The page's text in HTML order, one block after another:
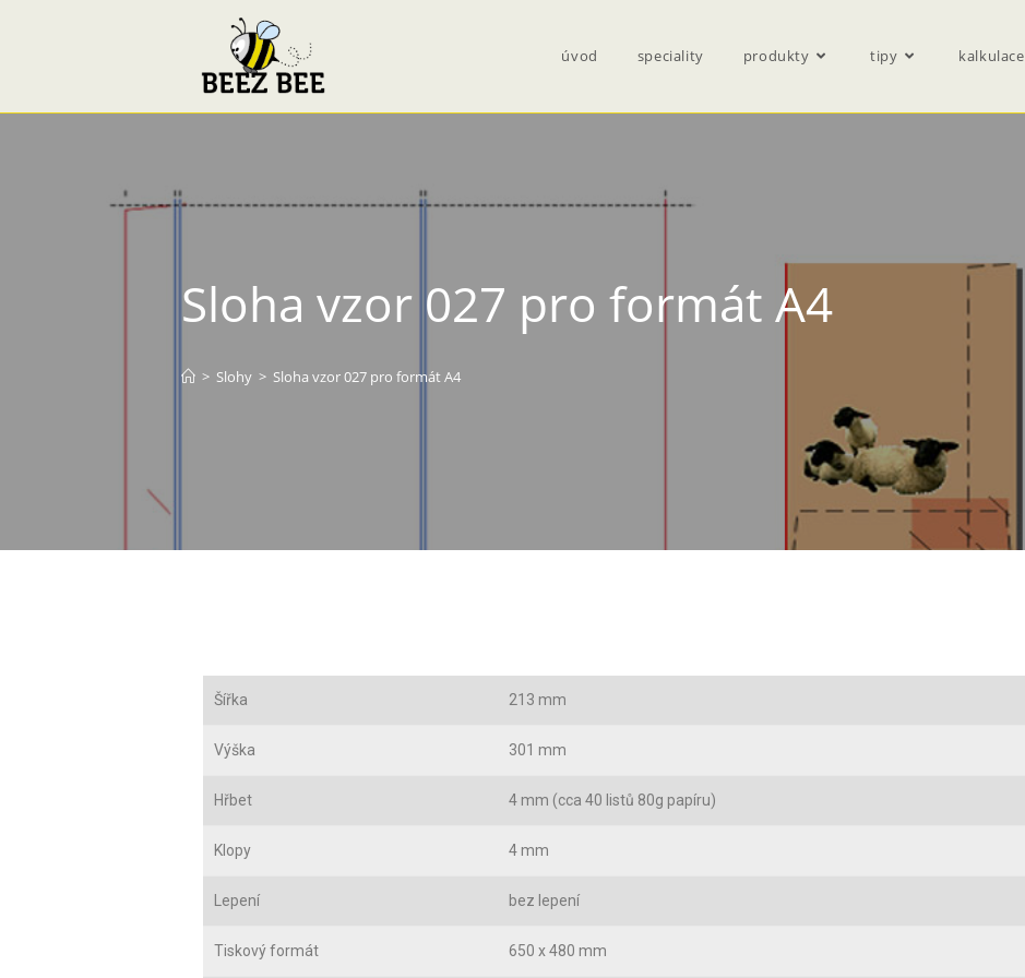
úvod speciality produkty tipy kalkulace
Sloha vzor 027 pro formát A4
> Slohy > Sloha vzor 027 pro formát A4
Šířka 213 mm
Výška 301 mm
Hřbet 4 mm (cca 40 listů 80g papíru)
Klopy 4 mm
Lepení bez lepení
Tiskový formát 650 x 480 mm